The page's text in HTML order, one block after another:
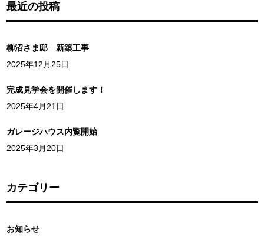
最近の投稿
柳沼さま邸 新築工事
2025年12月25日
完成見学会を開催します！
2025年4月21日
ガレージハウス内覧開始
2025年3月20日
カテゴリー
お知らせ